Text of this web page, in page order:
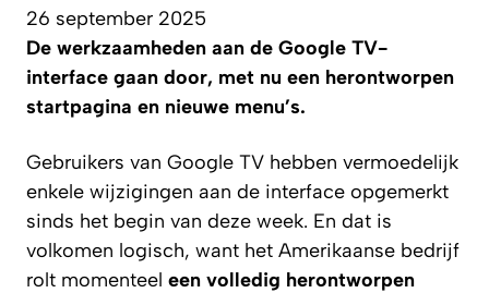
26 september 2025
De werkzaamheden aan de Google TV-
interface gaan door, met nu een herontworpen
startpagina en nieuwe menu’s.
Gebruikers van Google TV hebben vermoedelijk
enkele wijzigingen aan de interface opgemerkt
sinds het begin van deze week. En dat is
volkomen logisch, want het Amerikaanse bedrijf
rolt momenteel een volledig herontworpen